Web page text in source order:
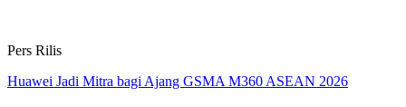
Pers Rilis
Huawei Jadi Mitra bagi Ajang GSMA M360 ASEAN 2026